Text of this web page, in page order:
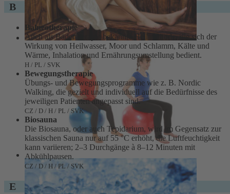
B
Balneotherapie
Auch als Bädertherapie bekannte Heilmethode, die sich der
Wirkung von Heilwasser, Moor und Schlamm, Kälte und
Wärme, Inhalation und Ernährungsumstellung bedient.
H / PL / SVK
Bewegungstherapie
Übungs- und Bewegungsprogramme wie z. B. Nordic
Walking, die gezielt und individuell auf die Bedürfnisse des
jeweiligen Patienten angepasst sind.
CZ / D / H / PL / SVK
Biosauna
Die Biosauna, oder auch Tepidarium, wird im Gegensatz zur
klassischen Sauna nur auf 55 °C erhöht, die Luftfeuchtigkeit
kann variieren; 2–3 Durchgänge à 8–12 Minuten mit
Abkühlpausen.
CZ / D / H / PL / SVK
E